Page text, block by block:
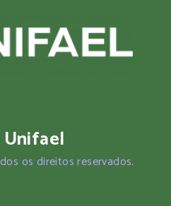
os direitos reservados.